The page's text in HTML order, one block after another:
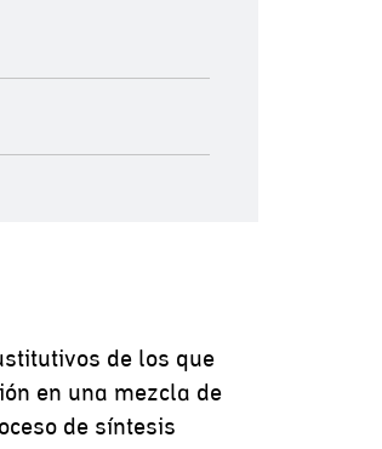
de los que
en una mezcla de
de síntesis